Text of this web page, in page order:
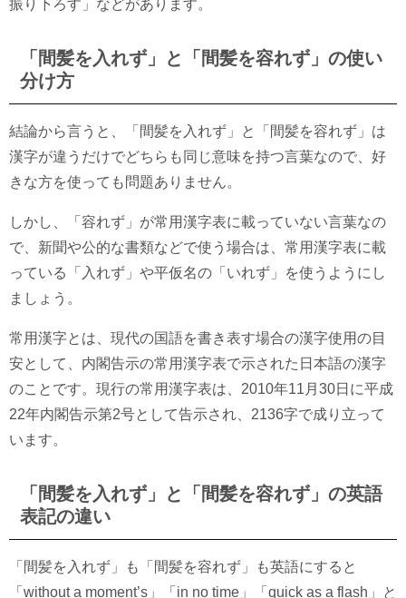
振り下ろす」などがあります。
「間髪を入れず」と「間髪を容れず」の使い
分け方
結論から言うと、「間髪を入れず」と「間髪を容れず」は
漢字が違うだけでどちらも同じ意味を持つ言葉なので、好
きな方を使っても問題ありません。
しかし、「容れず」が常用漢字表に載っていない言葉なの
で、新聞や公的な書類などで使う場合は、常用漢字表に載
っている「入れず」や平仮名の「いれず」を使うようにし
ましょう。
常用漢字とは、現代の国語を書き表す場合の漢字使用の目
安として、内閣告示の常用漢字表で示された日本語の漢字
のことです。現行の常用漢字表は、2010年11月30日に平成
22年内閣告示第2号として告示され、2136字で成り立って
います。
「間髪を入れず」と「間髪を容れず」の英語
表記の違い
「間髪を入れず」も「間髪を容れず」も英語にすると
「without a moment’s」「in no time」「quick as a flash」と